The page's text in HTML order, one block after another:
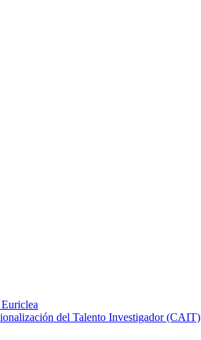
del Talento Investigador (CAIT)